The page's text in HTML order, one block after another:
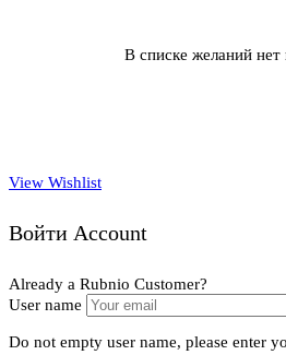
В списке желаний нет
View Wishlist
Войти Account
Already a Rubnio Customer?
User name
Do not empty user name, please enter